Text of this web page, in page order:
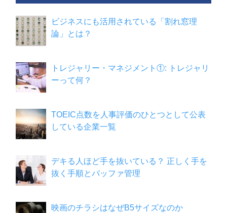
ビジネスにも活用されている「割れ窓理
論」とは？
トレジャリー・マネジメント①: トレジャリ
ーって何？
TOEIC点数を人事評価のひとつとして公表
している企業一覧
デキる人ほど手を抜いている？ 正しく手を
抜く手順とバッファ管理
映画のチラシはなぜB5サイズなのか